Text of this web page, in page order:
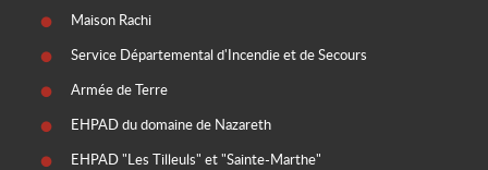
Maison Rachi
Service Départemental d'Incendie et de Secours
Armée de Terre
EHPAD du domaine de Nazareth
EHPAD "Les Tilleuls" et "Sainte-Marthe"